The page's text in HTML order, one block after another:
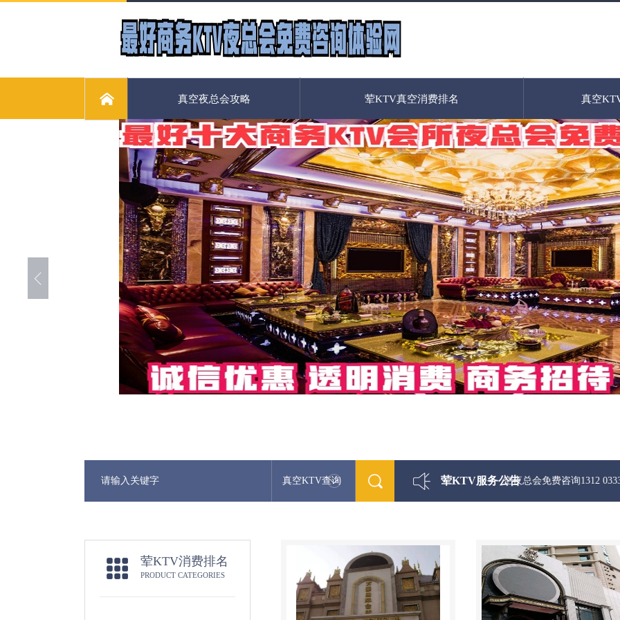
真空夜总会攻略 荤KTV真空消费排名 真空
真空KTV查询 荤KTV服务公告
最新荤KTV真空夜总会免费咨询1312 0333301微信同
荤KTV消费排名
PRODUCT CATEGORIES